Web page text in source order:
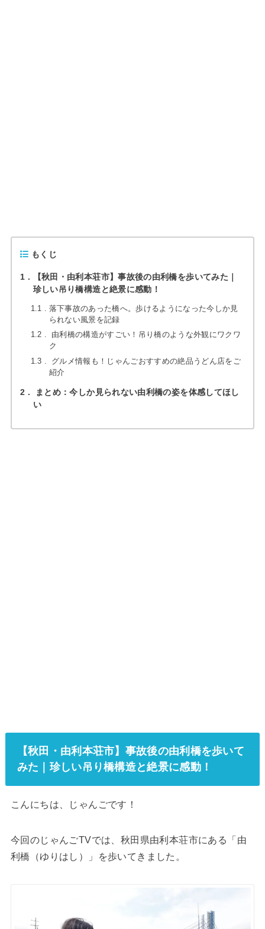
もくじ
1
【秋田・由利本荘市】事故後の由利橋を歩いてみた｜
珍しい吊り橋構造と絶景に感動！
1.1
落下事故のあった橋へ。歩けるようになった今しか見
られない風景を記録
1.2
由利橋の構造がすごい！吊り橋のような外観にワクワ
ク
1.3
グルメ情報も！じゃんごおすすめの絶品うどん店をご
紹介
2
まとめ：今しか見られない由利橋の姿を体感してほし
い
【秋田・由利本荘市】事故後の由利橋を歩いて
みた｜珍しい吊り橋構造と絶景に感動！
こんにちは、じゃんごです！
今回のじゃんごTVでは、秋田県由利本荘市にある「由
利橋（ゆりはし）」を歩いてきました。